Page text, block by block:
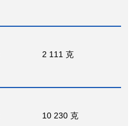
2 111 克
10 230 克